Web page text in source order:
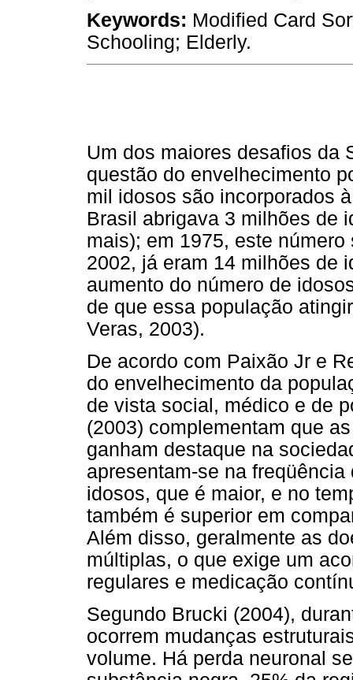
Keywords: Modified Card
Schooling; Elderly.
Um dos maiores desafios da
questão do envelhecimento
mil idosos são incorporados
Brasil abrigava 3 milhões de
mais); em 1975, este
2002, já eram 14 milhões de
aumento do número de
de que essa população
Veras, 2003).
De acordo com Paixão Jr e
do envelhecimento da
de vista social, médico e de
(2003) complementam que
ganham destaque na
apresentam-se na
idosos, que é maior, e no
também é superior em
Além disso, geralmente as
múltiplas, o que exige um
regulares e medicação
Segundo Brucki (2004),
ocorrem mudanças
volume. Há perda neuronal